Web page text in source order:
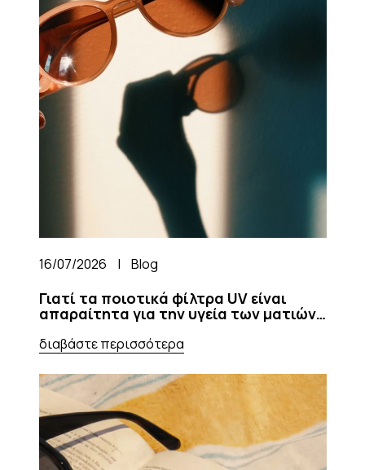
16/07/2026 | Blog
Γιατί τα ποιοτικά φίλτρα UV είναι
απαραίτητα για την υγεία των ματιών
διαβάστε περισσότερα